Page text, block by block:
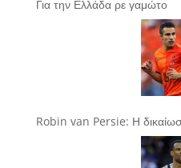
Για την Ελλάδα ρε γαμώτο
Robin van Persie: Η